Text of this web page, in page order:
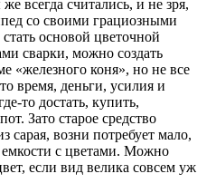
всегда считались, и не зря,
со своими грациозными
основой цветочной
сварки, можно создать
«железного коня», но не все
время, деньги, усилия и
то достать, купить,
Зато старое средство
сарая, возни потребует мало,
емкости с цветами. Можно
если вид велика совсем уж